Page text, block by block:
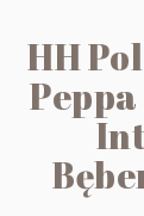
HH